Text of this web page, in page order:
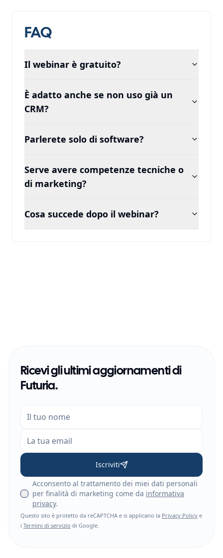
FAQ
Il webinar è gratuito?
È adatto anche se non uso già un
CRM?
Parlerete solo di software?
Serve avere competenze tecniche o
di marketing?
Cosa succede dopo il webinar?
Ricevi gli ultimi aggiornamenti di
Futuria.
Iscriviti
Acconsento al trattamento dei miei dati personali
per finalità di marketing come da informativa
privacy.
Questo sito è protetto da reCAPTCHA e si applicano la Privacy Policy e
i Termini di servizio di Google.